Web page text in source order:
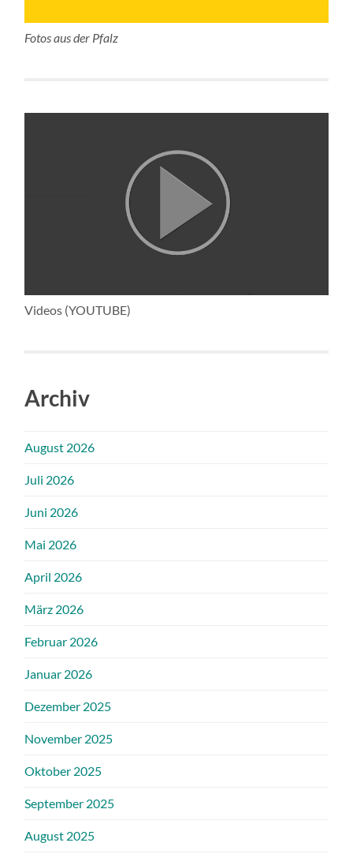
Fotos aus der Pfalz
Videos (YOUTUBE)
Archiv
August 2026
Juli 2026
Juni 2026
Mai 2026
April 2026
März 2026
Februar 2026
Januar 2026
Dezember 2025
November 2025
Oktober 2025
September 2025
August 2025